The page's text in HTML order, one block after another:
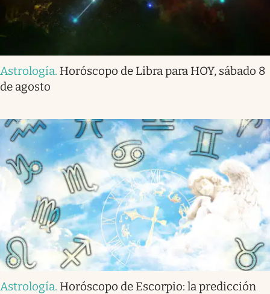
Astrología. Horóscopo de Libra para HOY, sábado 8
de agosto
Astrología. Horóscopo de Escorpio: la predicción